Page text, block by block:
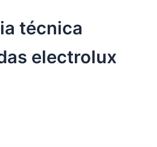
técnica
electrolux